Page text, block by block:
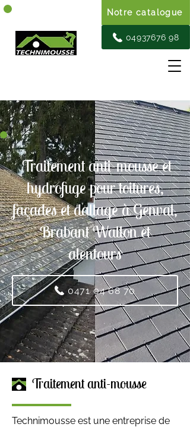
Notre catalogue
04937676 98
Traitement anti-mousse et
hydrofuge pour toitures,
façades et dallage à Genval,
Brabant Wallon et
alentours
0471 04 68 70
Traitement anti-mousse
Technimousse est une entreprise de